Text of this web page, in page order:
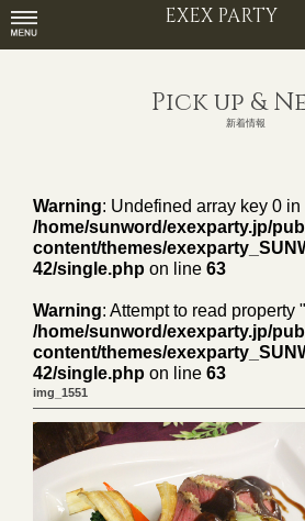
EXEX PARTY
Pick up &
新着情報
Warning: Undefined array key 0 in
/home/sunword/exexparty.jp/
content/themes/
42/single.php on line 63
Warning: Attempt to read property
/home/sunword/exexparty.jp/
content/themes/
42/single.php on line 63
img_1551